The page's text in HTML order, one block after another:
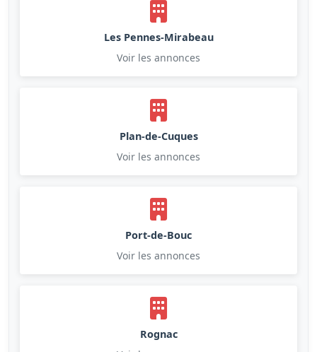
Les Pennes-Mirabeau
Voir les annonces
Plan-de-Cuques
Voir les annonces
Port-de-Bouc
Voir les annonces
Rognac